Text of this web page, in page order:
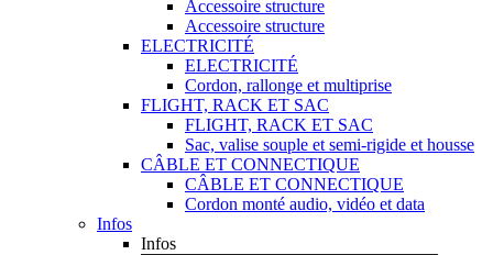
Accessoire structure
Accessoire structure
ELECTRICITÉ
ELECTRICITÉ
Cordon, rallonge et multiprise
FLIGHT, RACK ET SAC
FLIGHT, RACK ET SAC
Sac, valise souple et semi-rigide et housse
CÂBLE ET CONNECTIQUE
CÂBLE ET CONNECTIQUE
Cordon monté audio, vidéo et data
Infos
Infos